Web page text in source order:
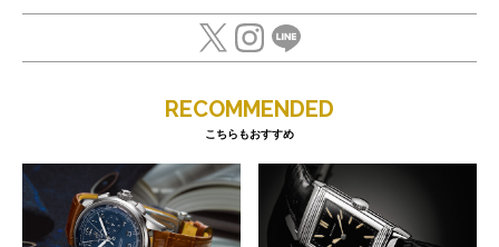
RECOMMENDED
こちらもおすすめ